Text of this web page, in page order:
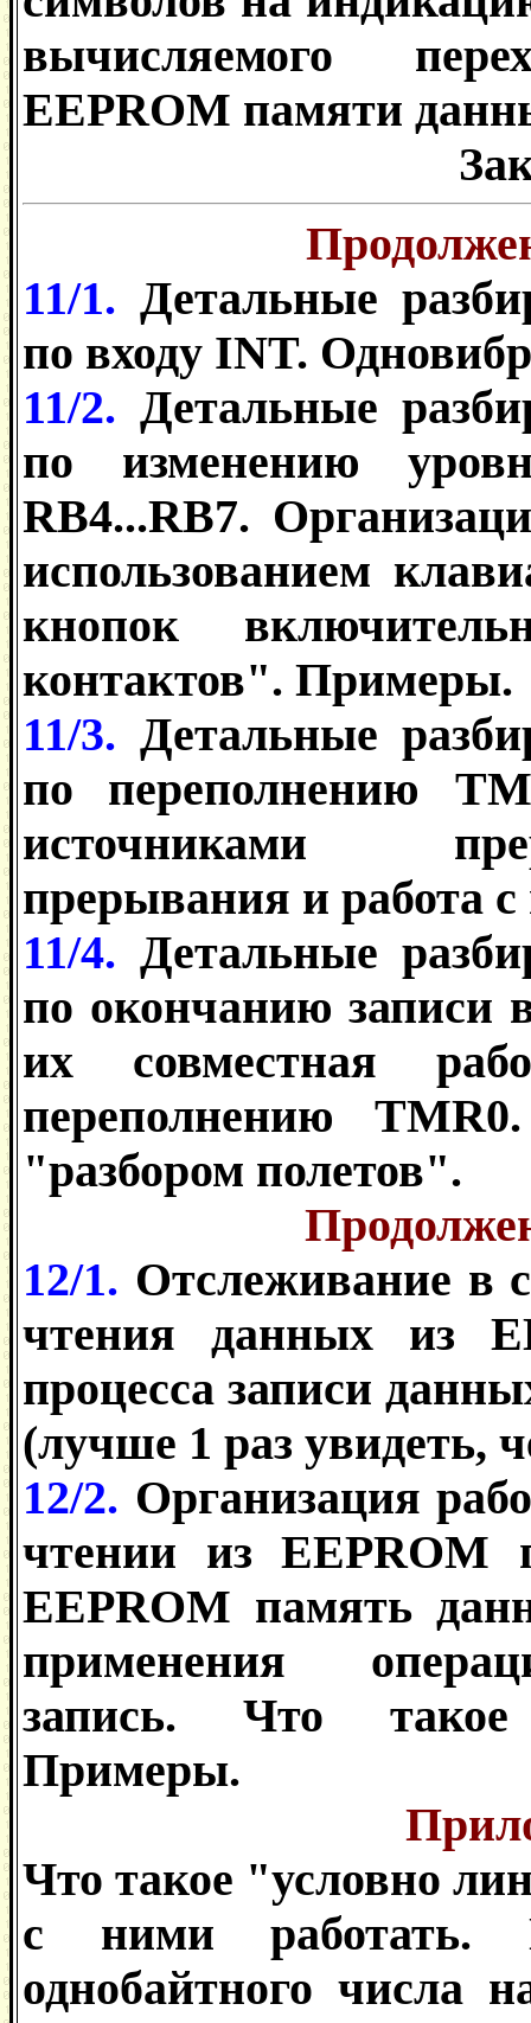
вычисляемого
EEPROM памяти
11/1. Детальные
по входу INT.
11/2. Детальные
по изменению
RB4...RB7.
использованием
кнопок
контактов". Примеры.
11/3. Детальные
по переполнению
источниками
прерывания и работа
11/4. Детальные
по окончанию записи
их совместная
переполнению
"разбором полетов".
12/1. Отслеживание в
чтения данных из
процесса записи
(лучше 1 раз увидеть,
12/2. Организация
чтении из EEPROM
EEPROM память
применения
запись. Что
Примеры.
Что такое "условно
с ними работать.
однобайтного числа